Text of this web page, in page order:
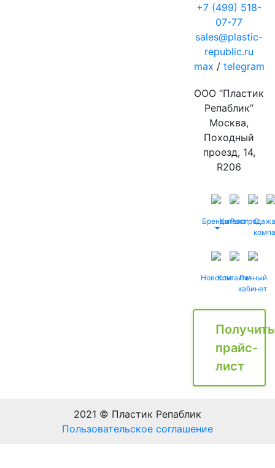
+7 (499) 518-
07-77
sales@plastic-
republic.ru
max / telegram
ООО “Пластик
Репаблик”
Москва,
Походный
проезд, 14,
R206
БрендыКаталог
Распродажа
О
НовостиКонтактыЛичный
кабинет
Получить
прайс-
лист
2021 © Пластик Репаблик
Пользовательское соглашение